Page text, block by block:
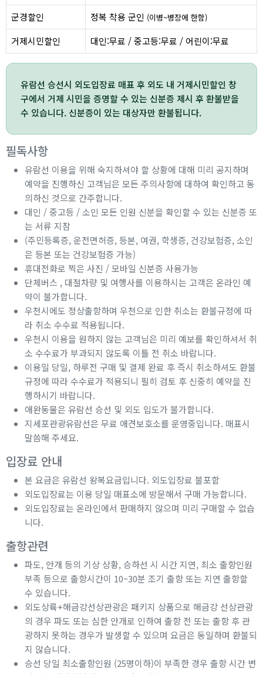
군경할인 정복 착용 군인 (이병~병장에 한함)
거제시민할인 대인:무료 / 중고등:무료 / 어린이:무료
유람선 승선시 외도입장료 매표 후 외도 내 거제시민할인 창
구에서 거제 시민을 증명할 수 있는 신분증 제시 후 환불받을
수 있습니다. 신분증이 있는 대상자만 환불됩니다.
필독사항
유람선 이용을 위해 숙지하셔야 할 상황에 대해 미리 공지하며
예약을 진행하신 고객님은 모든 주의사항에 대하여 확인하고 동
의하신 것으로 간주합니다.
대인 / 중고등 / 소인 모든 인원 신분을 확인할 수 있는 신분증 또
는 서류 지참
(주민등록증, 운전면허증, 등본, 여권, 학생증, 건강보험증, 소인
은 등본 또는 건강보험증 가능)
휴대전화로 찍은 사진 / 모바일 신분증 사용가능
단체버스 , 대절차량 및 여행사를 이용하시는 고객은 온라인 예
약이 불가합니다.
우천시에도 정상출항하며 우천으로 인한 취소는 환불규정에 따
라 취소 수수료 적용됩니다.
우천시 이용을 원하지 않는 고객님은 미리 예보를 확인하셔서 취
소 수수료가 부과되지 않도록 이틀 전 취소 바랍니다.
이용일 당일, 하루전 구매 및 결제 완료 후 즉시 취소하셔도 환불
규정에 따라 수수료가 적용되니 필히 검토 후 신중히 예약을 진
행하시기 바랍니다.
애완동물은 유람선 승선 및 외도 입도가 불가합니다.
지세포관광유람선은 무료 애견보호소를 운영중입니다. 매표시
말씀해 주세요.
입장료 안내
본 요금은 유람선 왕복요금입니다. 외도입장료 불포함
외도입장료는 이용 당일 매표소에 방문해서 구매 가능합니다.
외도입장료는 온라인에서 판매하지 않으며 미리 구매할 수 없습
니다.
출항관련
파도, 안개 등의 기상 상황, 승하선 시 시간 지연, 최소 출항인원
부족 등으로 출항시간이 10~30분 조기 출항 또는 지연 출항할
수 있습니다.
외도상륙+해금강선상관광은 패키지 상품으로 해금강 선상관광
의 경우 파도 또는 심한 안개로 인하여 출항 전 또는 출항 후 관
광하지 못하는 경우가 발생할 수 있으며 요금은 동일하며 환불되
지 않습니다.
승선 당일 최소출항인원 (25명이하)이 부족한 경우 출항 시간 변